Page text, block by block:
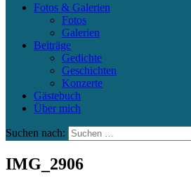
Fotos & Galerien
Fotos
Galerien
Beiträge
Gedichte
Geschichten
Konzerte
Gästebuch
Über mich
Suchen nach:
IMG_2906